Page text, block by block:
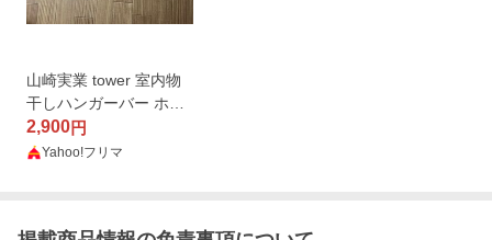
山崎実業 tower 室内物
干しハンガーバー ホワ
イト 中古
2,900円
Yahoo!フリマ